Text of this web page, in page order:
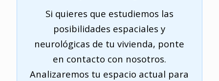
Si quieres que estudiemos las
posibilidades espaciales y
neurológicas de tu vivienda, ponte
en contacto con nosotros.
Analizaremos tu espacio actual para